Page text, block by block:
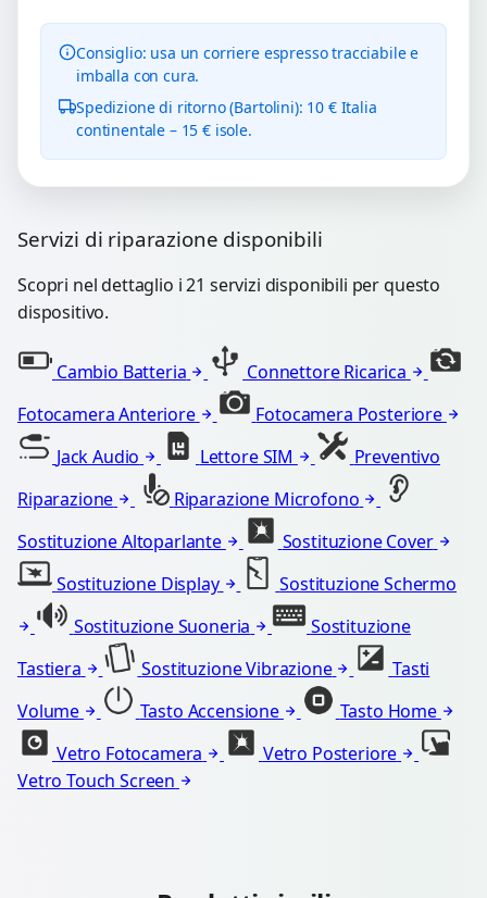
Consiglio: usa un corriere espresso tracciabile e
imballa con cura.
Spedizione di ritorno (Bartolini): 10 € Italia
continentale – 15 € isole.
Servizi di riparazione disponibili
Scopri nel dettaglio i 21 servizi disponibili per questo
dispositivo.
Cambio Batteria
Connettore Ricarica
Fotocamera Anteriore
Fotocamera Posteriore
Jack Audio
Lettore SIM
Preventivo
Riparazione
Riparazione Microfono
Sostituzione Altoparlante
Sostituzione Cover
Sostituzione Display
Sostituzione Schermo
Sostituzione Suoneria
Sostituzione
Tastiera
Sostituzione Vibrazione
Tasti
Volume
Tasto Accensione
Tasto Home
Vetro Fotocamera
Vetro Posteriore
Vetro Touch Screen